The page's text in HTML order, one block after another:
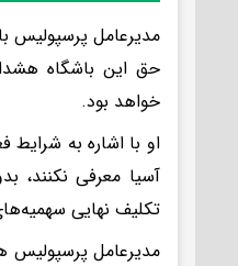
مدیرعامل پرسپولیس
حق این باشگاه
خواهد بود.
او با اشاره به شرایط
آسیا معرفی
تکلیف نهایی
مدیرعامل پرسپولیس